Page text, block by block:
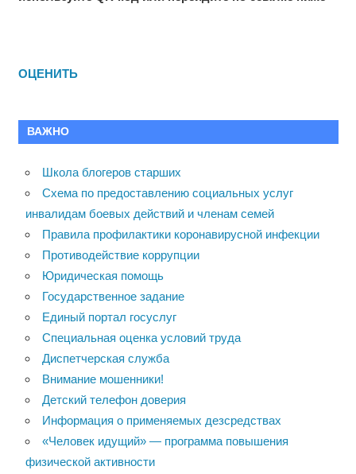
ОЦЕНИТЬ
ВАЖНО
Школа блогеров старших
Схема по предоставлению социальных услуг
инвалидам боевых действий и членам семей
Правила профилактики коронавирусной инфекции
Противодействие коррупции
Юридическая помощь
Государственное задание
Единый портал госуслуг
Специальная оценка условий труда
Диспетчерская служба
Внимание мошенники!
Детский телефон доверия
Информация о применяемых дезсредствах
«Человек идущий» — программа повышения
физической активности